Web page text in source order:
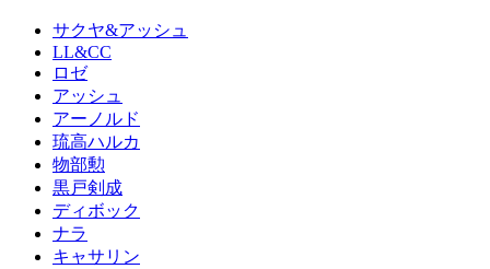
サクヤ&アッシュ
LL&CC
ロゼ
アッシュ
アーノルド
琉高ハルカ
物部勲
黒戸剣成
ディボック
ナラ
キャサリン